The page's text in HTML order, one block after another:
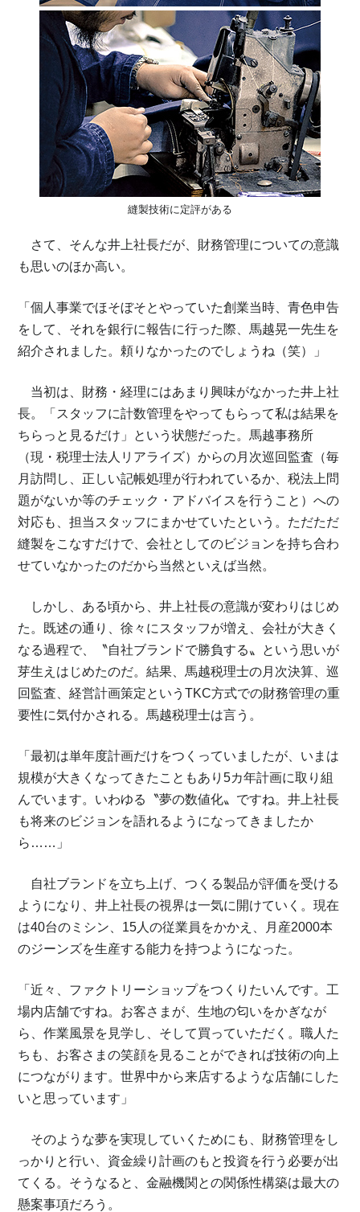
縫製技術に定評がある
さて、そんな井上社長だが、財務管理についての意識
も思いのほか高い。
「個人事業でほそぼそとやっていた創業当時、青色申告
をして、それを銀行に報告に行った際、馬越晃一先生を
紹介されました。頼りなかったのでしょうね（笑）」
当初は、財務・経理にはあまり興味がなかった井上社
長。「スタッフに計数管理をやってもらって私は結果を
ちらっと見るだけ」という状態だった。馬越事務所
（現・税理士法人リアライズ）からの月次巡回監査（毎
月訪問し、正しい記帳処理が行われているか、税法上問
題がないか等のチェック・アドバイスを行うこと）への
対応も、担当スタッフにまかせていたという。ただただ
縫製をこなすだけで、会社としてのビジョンを持ち合わ
せていなかったのだから当然といえば当然。
しかし、ある頃から、井上社長の意識が変わりはじめ
た。既述の通り、徐々にスタッフが増え、会社が大きく
なる過程で、〝自社ブランドで勝負する〟という思いが
芽生えはじめたのだ。結果、馬越税理士の月次決算、巡
回監査、経営計画策定というTKC方式での財務管理の重
要性に気付かされる。馬越税理士は言う。
「最初は単年度計画だけをつくっていましたが、いまは
規模が大きくなってきたこともあり5カ年計画に取り組
んでいます。いわゆる〝夢の数値化〟ですね。井上社長
も将来のビジョンを語れるようになってきましたか
ら……」
自社ブランドを立ち上げ、つくる製品が評価を受ける
ようになり、井上社長の視界は一気に開けていく。現在
は40台のミシン、15人の従業員をかかえ、月産2000本
のジーンズを生産する能力を持つようになった。
「近々、ファクトリーショップをつくりたいんです。工
場内店舗ですね。お客さまが、生地の匂いをかぎなが
ら、作業風景を見学し、そして買っていただく。職人た
ちも、お客さまの笑顔を見ることができれば技術の向上
につながります。世界中から来店するような店舗にした
いと思っています」
そのような夢を実現していくためにも、財務管理をし
っかりと行い、資金繰り計画のもと投資を行う必要が出
てくる。そうなると、金融機関との関係性構築は最大の
懸案事項だろう。